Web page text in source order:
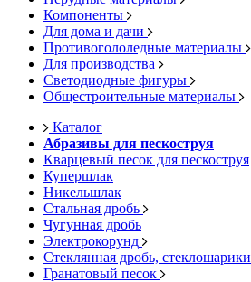
Компоненты
Для дома и дачи
Противогололедные материалы
Для производства
Светодиодные фигуры
Общестроительные материалы
Каталог
Абразивы для пескоструя
Кварцевый песок для пескоструя
Купершлак
Никельшлак
Стальная дробь
Чугунная дробь
Электрокорунд
Стеклянная дробь, стеклошарики
Гранатовый песок